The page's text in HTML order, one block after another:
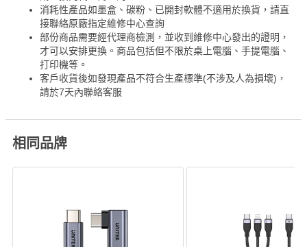
消耗性產品如墨盒、碳粉、已開封軟體不適用於換貨，請直
接聯絡原廠指定維修中心查詢
部份商品需要經代理商檢測，並收到維修中心發出的證明，
才可以安排更換。商品包括但不限於桌上電腦、手提電腦、
打印機等。
客戶收貨後如發現產品不符合生產標準(不涉及人為損壞)，
請於7天內聯絡客服
相同品牌